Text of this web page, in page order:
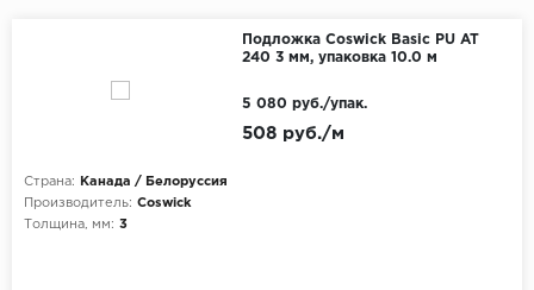
Подложка Coswick Basic PU AT
240 3 мм, упаковка 10.0 м
Страна:
Канада / Белоруссия
Производитель: Coswick
Толщина, мм: 3
508 руб./м
5 080 руб./упак.